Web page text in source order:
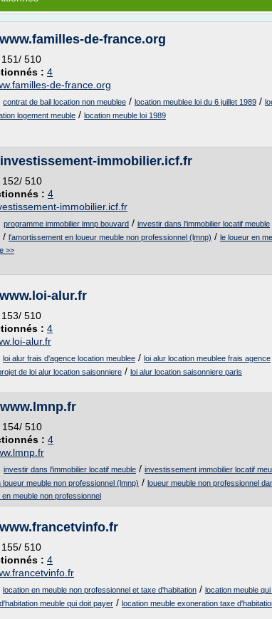
de-france.org
151/ 510
: 4
de-france.org
contrat de bail location non meublee / location meublee loi du 6 juillet 1989 /
logement meuble / location meuble loi 1989
immobilier.icf.fr
152/ 510
: 4
immobilier.icf.fr
programme immobilier lmnp bouvard / investir dans l'immobilier locatif meuble
/ l'amortissement en loueur meuble non professionnel (lmnp) / le loueur en
>>
alur.fr
153/ 510
: 4
alur.fr
loi alur frais d'agence location meublee / loi alur location meublee frais agence
de loi alur location saisonniere / loi alur location saisonniere paris
154/ 510
: 4
investir dans l'immobilier locatif meuble / investissement immobilier locatif
meuble non professionnel (lmnp) / loueur meuble non professionnel
meuble non professionnel
155/ 510
: 4
location en meuble non professionnel et taxe d'habitation / location meuble
meuble qui doit payer / location meuble exoneration taxe